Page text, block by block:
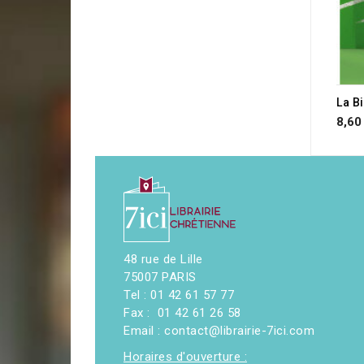
8,60
48 rue de Lille
75007 PARIS
Tel : 01 42 61 57 77
Fax : 01 42 61 26 58
Email : contact@librairie-7ici.com
Horaires d'ouverture :